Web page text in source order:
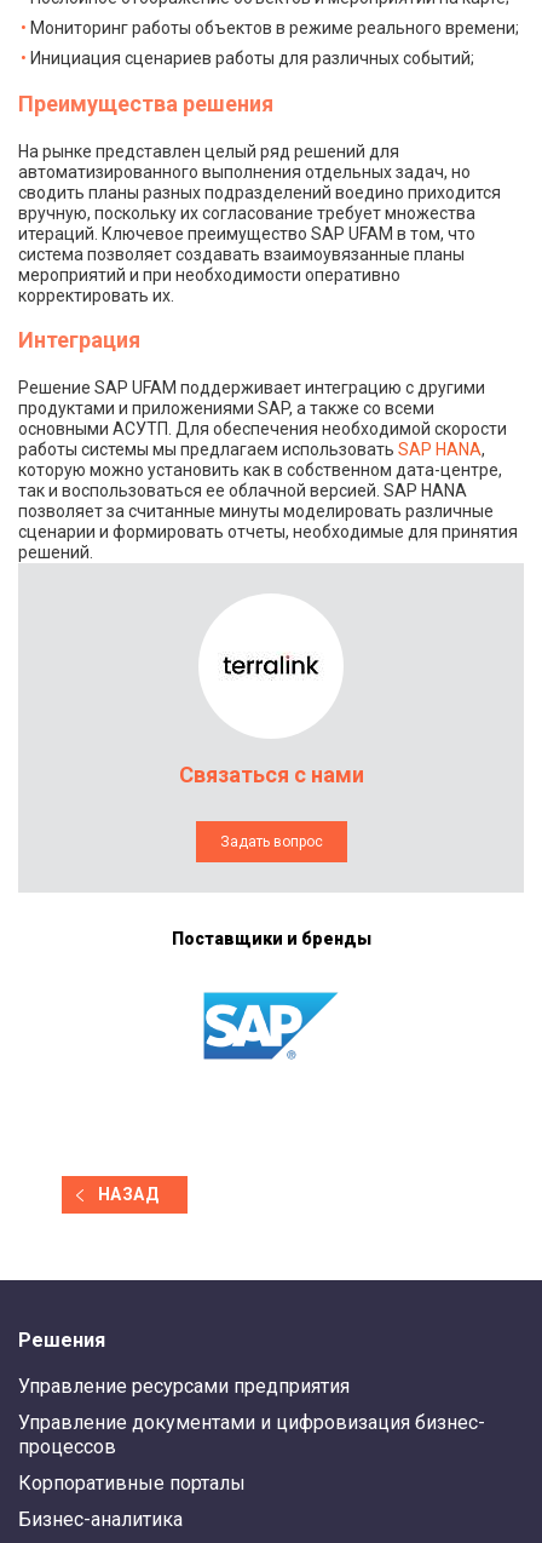
Мониторинг работы объектов в режиме реального времени;
Инициация сценариев работы для различных событий;
Преимущества решения
На рынке представлен целый ряд решений для
автоматизированного выполнения отдельных задач, но
сводить планы разных подразделений воедино приходится
вручную, поскольку их согласование требует множества
итераций. Ключевое преимущество SAP UFAM в том, что
система позволяет создавать взаимоувязанные планы
мероприятий и при необходимости оперативно
корректировать их.
Интеграция
Решение SAP UFAM поддерживает интеграцию с другими
продуктами и приложениями SAP, а также со всеми
основными АСУТП. Для обеспечения необходимой скорости
работы системы мы предлагаем использовать SAP HANA,
которую можно установить как в собственном дата-центре,
так и воспользоваться ее облачной версией. SAP HANA
позволяет за считанные минуты моделировать различные
сценарии и формировать отчеты, необходимые для принятия
решений.
Связаться с нами
Задать вопрос
Поставщики и бренды
НАЗАД
Решения
Управление ресурсами предприятия
Управление документами и цифровизация бизнес-
процессов
Корпоративные порталы
Бизнес-аналитика